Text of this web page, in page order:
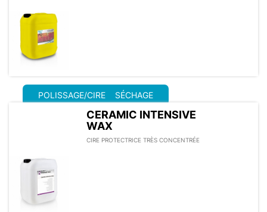
POLISSAGE/CIRE SÉCHAGE
CERAMIC INTENSIVE
WAX
CIRE PROTECTRICE TRÈS CONCENTRÉE